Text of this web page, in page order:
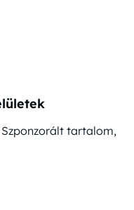
tartalom,